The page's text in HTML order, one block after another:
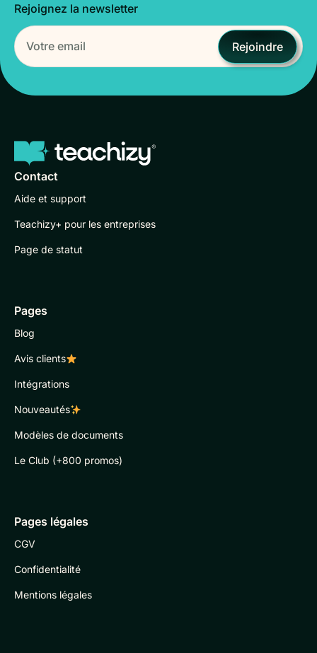
Rejoignez la newsletter
Rejoindre
Contact
Aide et support
Teachizy+ pour les entreprises
Page de statut
Pages
Blog
Avis clients
Intégrations
Nouveautés
Modèles de documents
Le Club (+800 promos)
Pages légales
CGV
Confidentialité
Mentions légales